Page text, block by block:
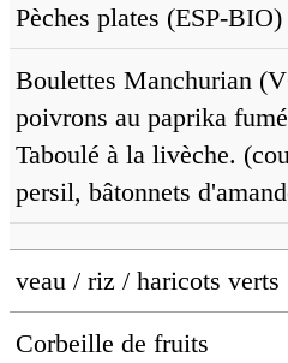
Pèches plates (ESP-BIO)
Boulettes Manchurian
poivrons au paprika
Taboulé à la livèche.
persil, bâtonnets
veau / riz / haricots verts
Corbeille de fruits